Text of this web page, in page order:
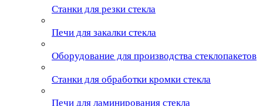
Станки для резки стекла
Печи для закалки стекла
Оборудование для производства стеклопакетов
Станки для обработки кромки стекла
Печи для ламинирования стекла